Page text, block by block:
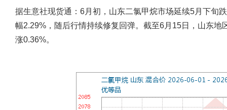
据生意社现货通：6月初，山东二氯甲烷市场延续5月下旬
幅2.29%，随后行情持续修复回弹。截至6月15日，山东
涨0.36%。